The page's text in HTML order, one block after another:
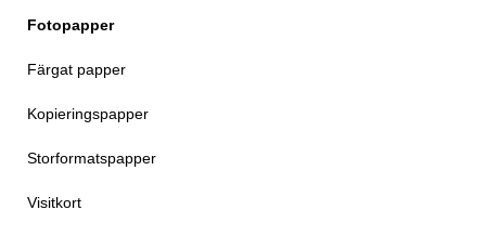
Fotopapper
Färgat papper
Kopieringspapper
Storformatspapper
Visitkort